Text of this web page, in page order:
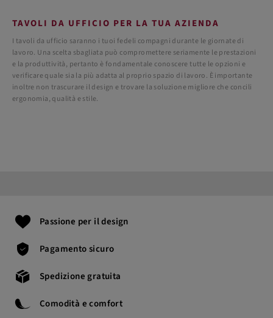
TAVOLI DA UFFICIO PER LA TUA AZIENDA
I tavoli da ufficio saranno i tuoi fedeli compagni durante le giornate di
lavoro. Una scelta sbagliata può compromettere seriamente le prestazioni
e la produttività, pertanto è fondamentale conoscere tutte le opzioni e
verificare quale sia la più adatta al proprio spazio di lavoro. È importante
inoltre non trascurare il design e trovare la soluzione migliore che concili
ergonomia, qualità e stile.
Passione per il design
Pagamento sicuro
Spedizione gratuita
Comodità e comfort